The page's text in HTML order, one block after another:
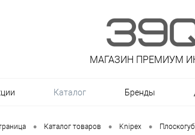
МАГАЗИН ПРЕМИУМ
Каталог Бренды
• Каталог товаров • Knipex •